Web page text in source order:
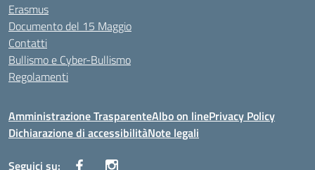
Erasmus
Documento del 15 Maggio
Contatti
Bullismo e Cyber-Bullismo
Regolamenti
Amministrazione TrasparenteAlbo on linePrivacy Policy
Dichiarazione di accessibilitàNote legali
Seguici su: